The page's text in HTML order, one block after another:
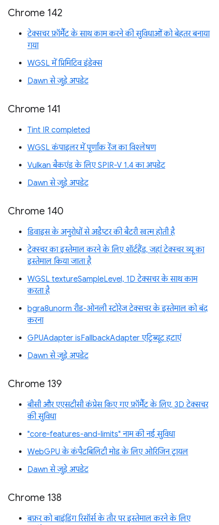
Chrome 142
टेक्सचर फ़ॉर्मैट के साथ काम करने की सुविधाओं को बेहतर बनाया
गया
WGSL में प्रिमिटिव इंडेक्स
Dawn से जुड़े अपडेट
Chrome 141
Tint IR completed
WGSL कंपाइलर में पूर्णांक रेंज का विश्लेषण
Vulkan बैकएंड के लिए SPIR-V 1.4 का अपडेट
Dawn से जुड़े अपडेट
Chrome 140
डिवाइस के अनुरोधों से अडैप्टर की बैटरी खत्म होती है
टेक्स्चर का इस्तेमाल करने के लिए शॉर्टहैंड, जहां टेक्स्चर व्यू का
इस्तेमाल किया जाता है
WGSL textureSampleLevel, 1D टेक्सचर के साथ काम
करता है
bgra8unorm रीड-ओनली स्टोरेज टेक्सचर के इस्तेमाल को बंद
करना
GPUAdapter isFallbackAdapter एट्रिब्यूट हटाएं
Dawn से जुड़े अपडेट
Chrome 139
बीसी और एएसटीसी कंप्रेस किए गए फ़ॉर्मैट के लिए, 3D टेक्सचर
की सुविधा
"core-features-and-limits" नाम की नई सुविधा
WebGPU के कंपैटबिलिटी मोड के लिए ओरिजिन ट्रायल
Dawn से जुड़े अपडेट
Chrome 138
बफ़र को बाइंडिंग रिसॉर्स के तौर पर इस्तेमाल करने के लिए